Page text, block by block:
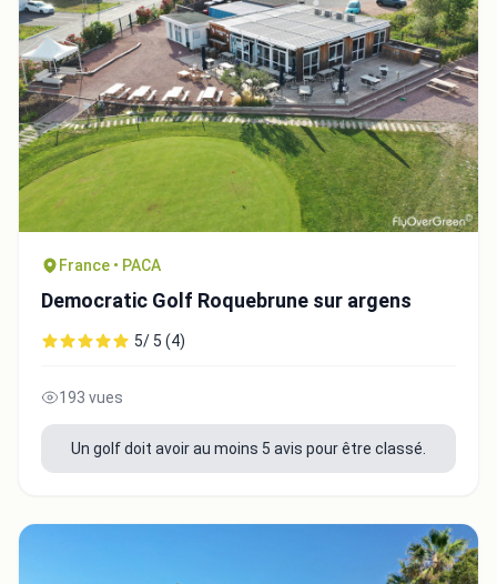
France • PACA
Democratic Golf Roquebrune sur argens
5/ 5 (4)
193 vues
Un golf doit avoir au moins 5 avis pour être classé.